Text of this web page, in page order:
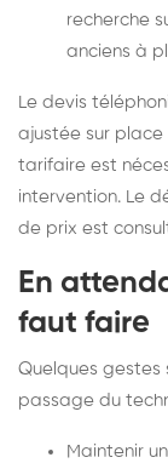
recherche
anciens à
Le devis
ajustée sur place
tarifaire est
intervention. Le
de prix est
En
faut faire
Quelques
passage du
Maintenir